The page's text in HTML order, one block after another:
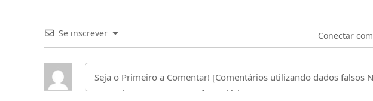
Se inscrever Conectar com